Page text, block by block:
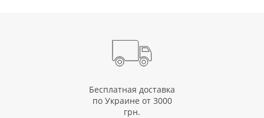
Бесплатная доставка
по Украине от 3000
грн.